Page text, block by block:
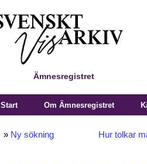
Ämnesregistret
Start Om Ämnesregistret
» Ny sökning Hur tolkar